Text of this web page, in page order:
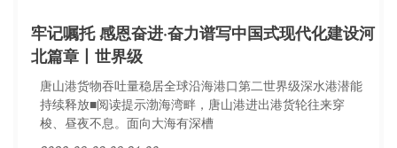
牢记嘱托 感恩奋进·奋力谱写中国式现代化建设河
北篇章丨世界级
唐山港货物吞吐量稳居全球沿海港口第二世界级深水港潜能
持续释放■阅读提示渤海湾畔，唐山港进出港货轮往来穿
梭、昼夜不息。面向大海有深槽